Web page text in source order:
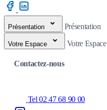
Présentation Présentation
Votre Espace Votre Espace
Contactez-nous
Tel 02 47 68 90 00